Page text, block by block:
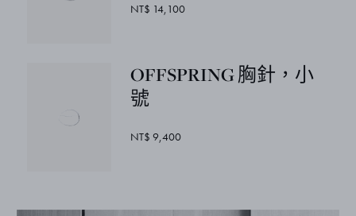
NT$ 14,100
OFFSPRING 胸針，小
號
NT$ 9,400